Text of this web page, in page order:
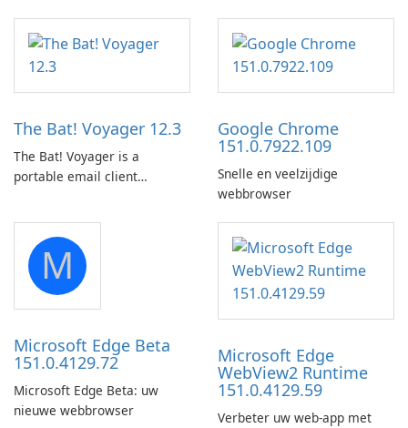
lying on the beach, camping
in the woods or even during
your long commute to work
Downloader is a desktop
utility for saving Amazon
Prime Video titles and other
Amazon web-player content
The Bat! Voyager 12.3
The Bat! Voyager is a
portable email client
portable media on any
computer running Microsoft
Windows.
Google Chrome
151.0.7922.109
Snelle en veelzijdige
webbrowser
M
Microsoft Edge Beta
151.0.4129.72
Microsoft Edge Beta: uw
nieuwe webbrowser
Microsoft Edge
WebView2 Runtime
151.0.4129.59
Verbeter uw web-app met